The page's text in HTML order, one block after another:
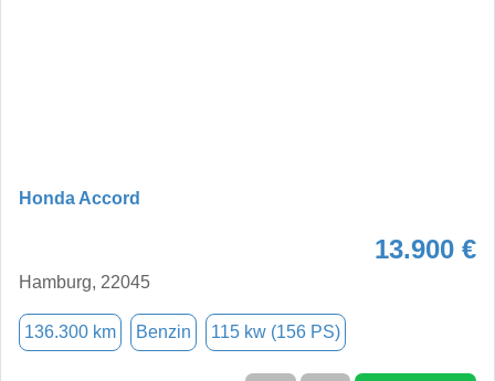
Honda Accord
13.900 €
Hamburg, 22045
136.300 km Benzin 115 kw (156 PS)